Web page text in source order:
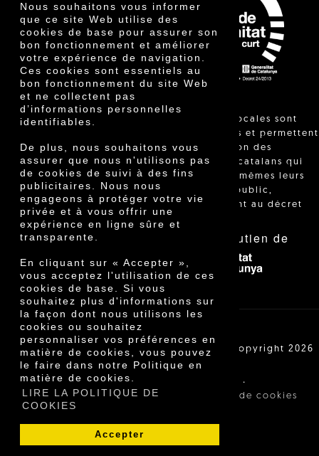
Nous souhaitons vous informer
que ce site Web utilise des
cookies de base pour assurer son
bon fonctionnement et améliorer
votre expérience de navigation.
Ces cookies sont essentiels au
bon fonctionnement du site Web
et ne collectent pas
d’informations personnelles
identifiables.
De plus, nous souhaitons vous
assurer que nous n'utilisons pas
de cookies de suivi à des fins
publicitaires. Nous nous
engageons à protéger votre vie
privée et à vous offrir une
expérience en ligne sûre et
transparente.
En cliquant sur « Accepter »,
vous acceptez l'utilisation de ces
cookies de base. Si vous
souhaitez plus d'informations sur
la façon dont nous utilisons les
cookies ou souhaitez
personnaliser vos préférences en
matière de cookies, vous pouvez
le faire dans notre Politique en
matière de cookies.
LIRE LA POLITIQUE DE
COOKIES
Accepter
Certificats
Prix
Innovation
"Les ventes locales sont
réglementées et permettent
l'identification des
agriculteurs catalans qui
vendent eux-mêmes leurs
produits au public,
conformément au décret
Avec le soutien de
Cooperativa Agrícola de Cambrils SCCL | Copyright 2026
©
Avis légal· ·
Politique de confidentialité Politique de cookies